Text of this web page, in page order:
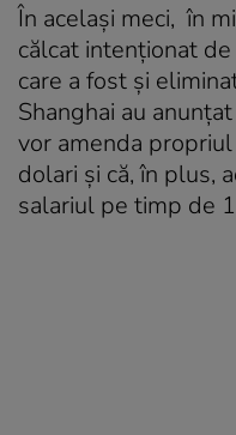
În același meci, în
călcat intenționat
care a fost și
Shanghai au
vor amenda
dolari și că, în plus,
salariul pe timp de